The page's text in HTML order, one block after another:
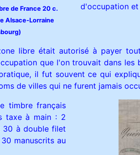
de France 20 c.
Alsace-Lorraine
d'occupation
libre était autorisé à payer
que l'on trouvait dans les
il fut souvent ce qui
de villes qui ne furent jamais
timbre français
taxe à main : 2
30 à double filet
manuscrits au